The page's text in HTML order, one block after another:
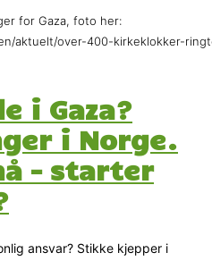
for Gaza, foto her:
aktuelt/over-400-kirkeklokker-
i Gaza?
i Norge.
– starter
ansvar? Stikke kjepper i